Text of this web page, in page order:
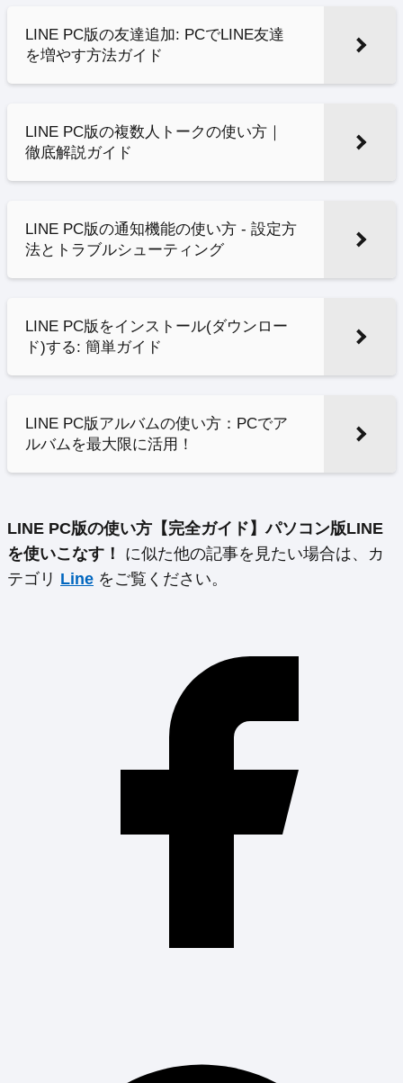
LINE PC版の友達追加: PCでLINE友達
を増やす方法ガイド
LINE PC版の複数人トークの使い方｜
徹底解説ガイド
LINE PC版の通知機能の使い方 - 設定方
法とトラブルシューティング
LINE PC版をインストール(ダウンロー
ド)する: 簡単ガイド
LINE PC版アルバムの使い方：PCでア
ルバムを最大限に活用！
LINE PC版の使い方【完全ガイド】パソコン版LINE
を使いこなす！
に似た他の記事を見たい場合は、カ
テゴリ Line をご覧ください。